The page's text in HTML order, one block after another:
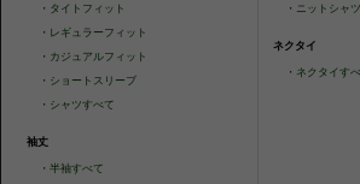
・ タイトフィット
・ レギュラーフィット
・ カジュアルフィット
・ ショートスリーブ
・ シャツすべて
袖丈
・半袖すべて
・ ニットシャ
ネクタイ
・ ネクタイす